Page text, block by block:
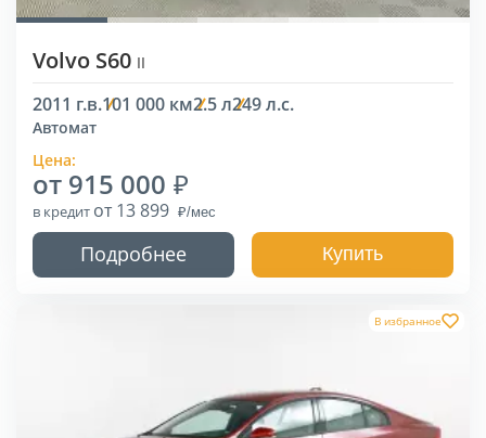
Volvo S60 II
2011 г.в.101 000 км2.5 л249 л.с.
Автомат
Цена:
от 915 000
в кредит от 13 899
Подробнее Купить
В избранное